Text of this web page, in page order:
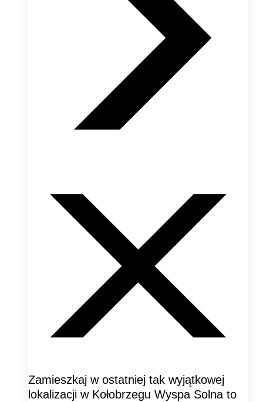
Zamieszkaj w ostatniej tak wyjątkowej
lokalizacji w Kołobrzegu Wyspa Solna to